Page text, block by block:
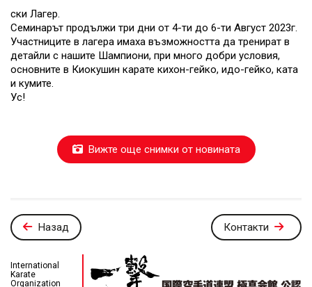
ски Лагер.
Семинарът продължи три дни от 4-ти до 6-ти Август 2023г.
Участниците в лагера имаха възможността да тренират в
детайли с нашите Шампиони, при много добри условия,
основните в Киокушин карате кихон-гейко, идо-гейко, ката
и кумите.
Ус!
Вижте още снимки от новината
Назад Контакти
International
Karate
Organization